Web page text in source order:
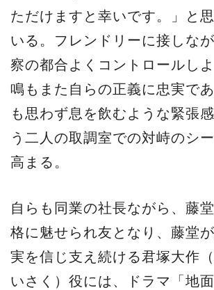
ただけますと幸いです。」と
いる。フレンドリーに接しな
察の都合よくコントロールし
鳴もまた自らの正義に忠実で
も思わず息を飲むような緊張
う二人の取調室での対峙のシ
高まる。
自らも同業の社長ながら、藤
格に魅せられ友となり、藤堂
実を信じ支え続ける君塚大作
いさく）役には、ドラマ「地面